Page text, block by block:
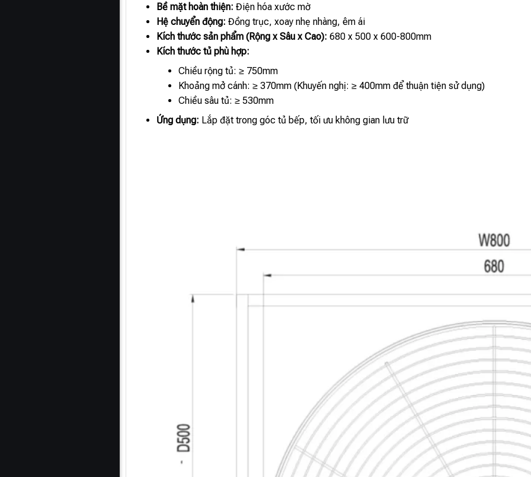
Bề mặt hoàn thiện: Điện hóa xước mờ
Hệ chuyển động: Đồng trục, xoay nhẹ nhàng, êm ái
Kích thước sản phẩm (Rộng x Sâu x Cao): 680 x 500 x 600-800mm
Kích thước tủ phù hợp:
Chiều rộng tủ: ≥ 750mm
Khoảng mở cánh: ≥ 370mm (Khuyến nghị: ≥ 400mm để thuận tiện sử dụng)
Chiều sâu tủ: ≥ 530mm
Ứng dụng: Lắp đặt trong góc tủ bếp, tối ưu không gian lưu trữ